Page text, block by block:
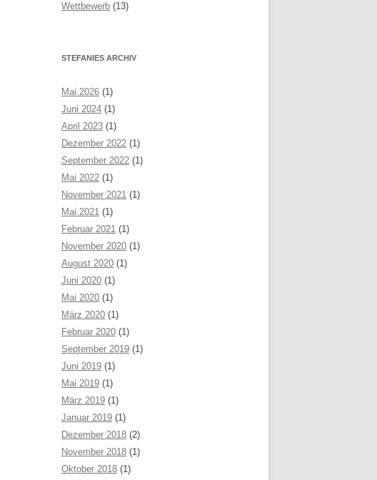
Wettbewerb (13)
STEFANIES ARCHIV
Mai 2026 (1)
Juni 2024 (1)
April 2023 (1)
Dezember 2022 (1)
September 2022 (1)
Mai 2022 (1)
November 2021 (1)
Mai 2021 (1)
Februar 2021 (1)
November 2020 (1)
August 2020 (1)
Juni 2020 (1)
Mai 2020 (1)
März 2020 (1)
Februar 2020 (1)
September 2019 (1)
Juni 2019 (1)
Mai 2019 (1)
März 2019 (1)
Januar 2019 (1)
Dezember 2018 (2)
November 2018 (1)
Oktober 2018 (1)